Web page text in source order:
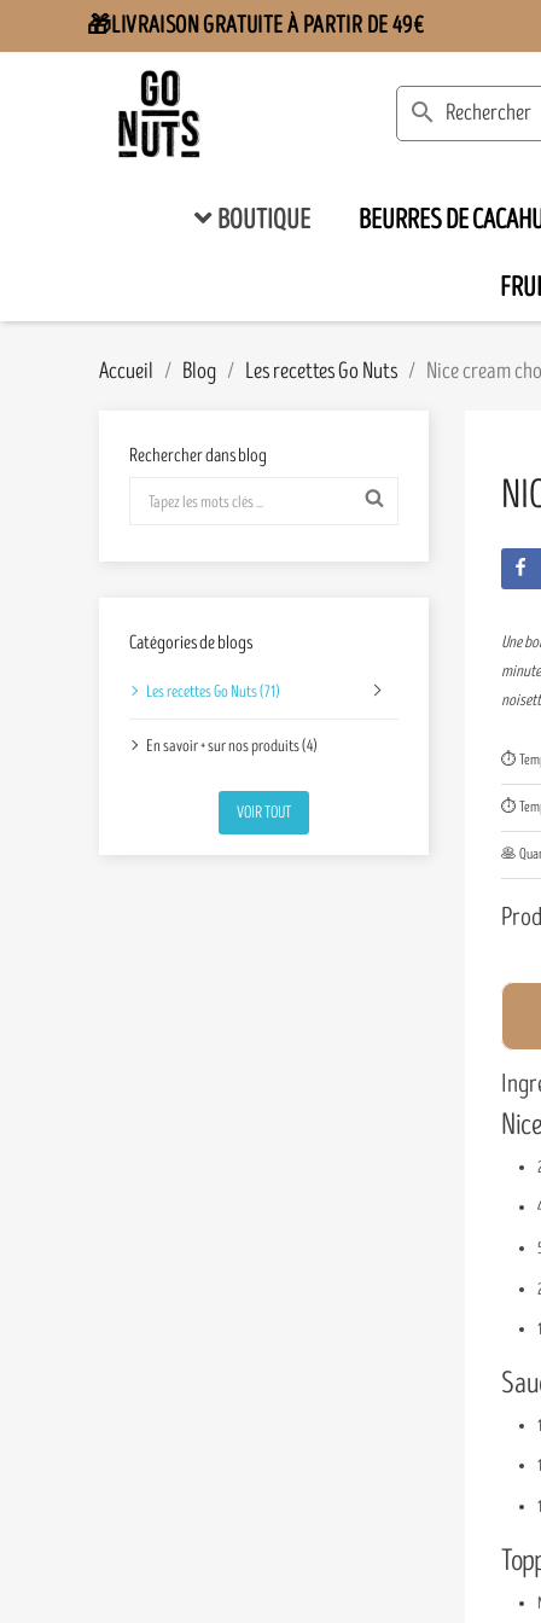
🎁LIVRAISON GRATUITE À PARTIR DE 49€
search
BOUTIQUE
BEURRES DE
Accueil Blog Les recettes Go Nuts Nice cream
Rechercher dans blog
Catégories de blogs
Les recettes Go Nuts (71)
En savoir + sur nos produits (4)
VOIR TOUT
Une
⏱️
⏱️
🥞